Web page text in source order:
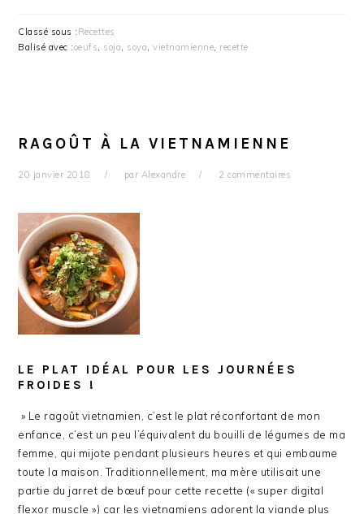
Classé sous : Recettes
Balisé avec :oeufs, soja, soya,vietnamienne, recette
RAGOÛT À LA VIETNAMIENNE
20 janvier 2018 par Alexandre 2 commentaires
LE PLAT IDÉAL POUR LES JOURNÉES
FROIDES !
» Le ragoût vietnamien, c’est le plat réconfortant de mon
enfance, c’est un peu l’équivalent du bouilli de légumes de ma
femme, qui mijote pendant plusieurs heures et qui embaume
toute la maison. Traditionnellement, ma mère utilisait une
partie du jarret de bœuf pour cette recette (« super digital
flexor muscle ») car les vietnamiens adorent la viande plus